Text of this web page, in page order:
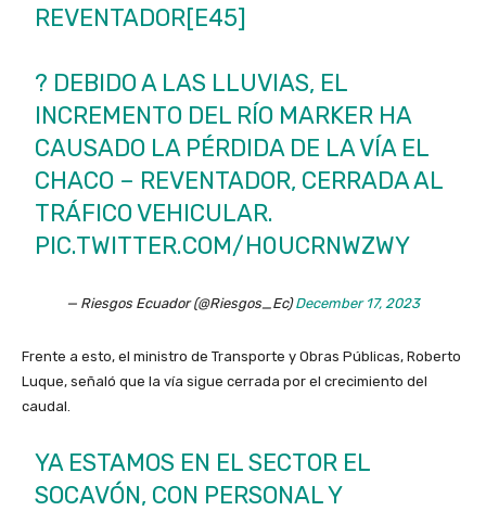
REVENTADOR[E45]
?️ DEBIDO A LAS LLUVIAS, EL
INCREMENTO DEL RÍO MARKER HA
CAUSADO LA PÉRDIDA DE LA VÍA EL
CHACO – REVENTADOR, CERRADA AL
TRÁFICO VEHICULAR.
PIC.TWITTER.COM/H0UCRNWZWY
— Riesgos Ecuador (@Riesgos_Ec)December 17, 2023
Frente a esto, el ministro de Transporte y Obras Públicas, Roberto
Luque, señaló que la vía sigue cerrada por el crecimiento del
caudal.
YA ESTAMOS EN EL SECTOR EL
SOCAVÓN, CON PERSONAL Y